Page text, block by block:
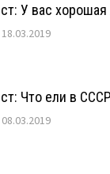
У вас хорошая
18.03.2019
Что ели в
08.03.2019